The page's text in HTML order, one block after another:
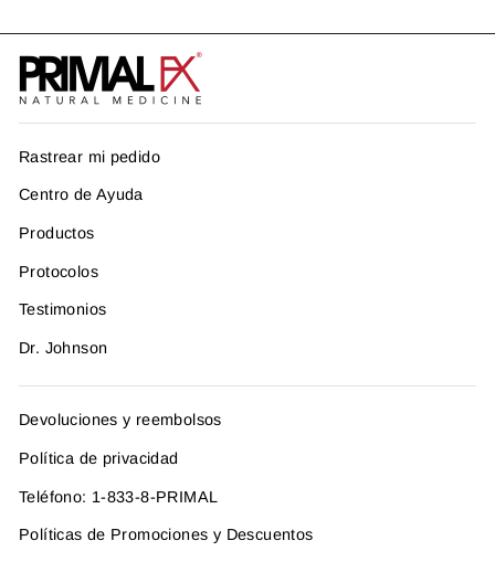
Rastrear mi pedido
Centro de Ayuda
Productos
Protocolos
Testimonios
Dr. Johnson
Devoluciones y reembolsos
Política de privacidad
Teléfono: 1-833-8-PRIMAL
Políticas de Promociones y Descuentos